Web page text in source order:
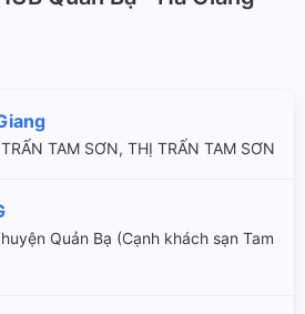
TAM SƠN, THỊ TRẤN TAM SƠN
Quản Bạ (Cạnh khách sạn Tam